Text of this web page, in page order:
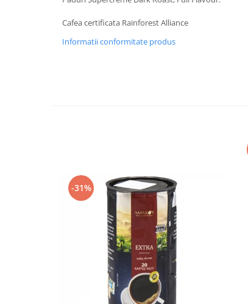
Cafea certificata Rainforest Alliance
Informatii conformitate produs
-31%